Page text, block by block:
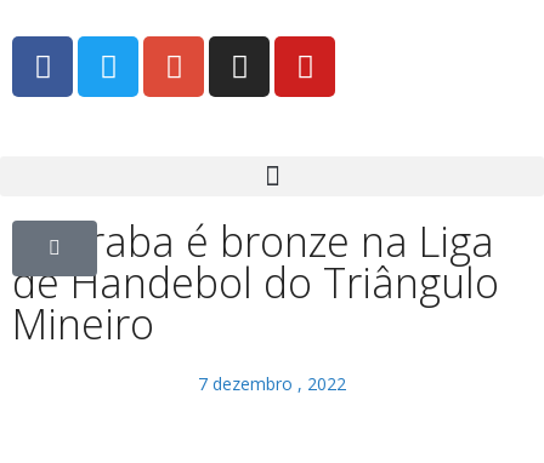
Uberaba é bronze na Liga
de Handebol do Triângulo
Mineiro
7 dezembro , 2022